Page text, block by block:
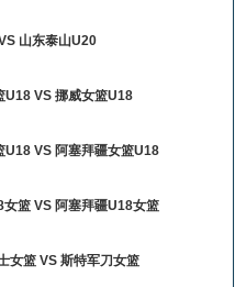
山东泰山U20
U18 VS 挪威女篮U18
U18 VS 阿塞拜疆女篮U18
篮 VS 阿塞拜疆U18女篮
女篮 VS 斯特军刀女篮